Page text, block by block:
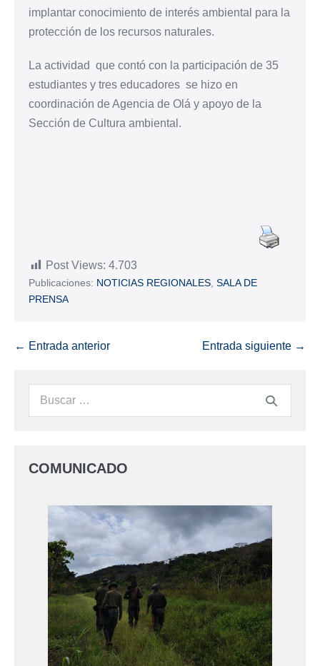
implantar conocimiento de interés ambiental para la
protección de los recursos naturales.
La actividad que contó con la participación de 35
estudiantes y tres educadores se hizo en
coordinación de Agencia de Olá y apoyo de la
Sección de Cultura ambiental.
Post Views: 4.703
Publicaciones: NOTICIAS REGIONALES SALA DE
PRENSA
← Entrada anterior Entrada siguiente →
COMUNICADO